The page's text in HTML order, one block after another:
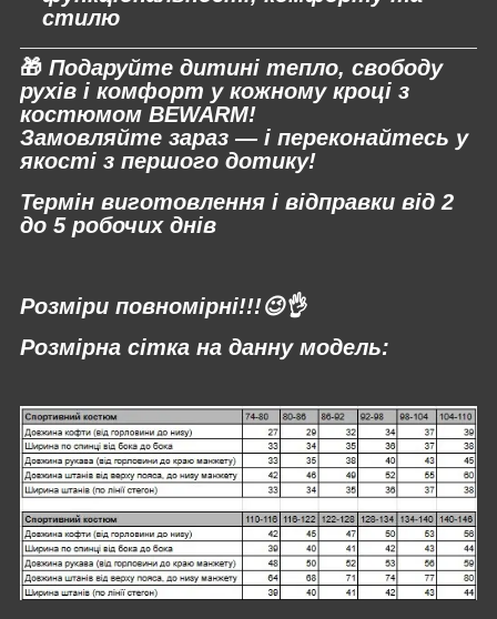
стилю
🎁 Подаруйте дитині тепло, свободу
рухів і комфорт у кожному кроці з
костюмом BEWARM!
Замовляйте зараз — і переконайтесь у
якості з першого дотику!
Термін виготовлення і відправки від 2
до 5 робочих днів
Розміри повномірні!!!😉👌
Розмірна сітка на данну модель: